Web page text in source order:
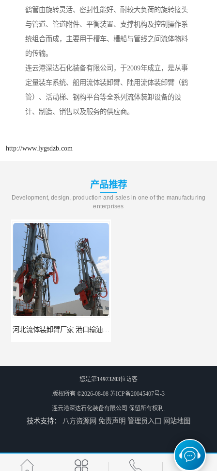
鹤管由旋转灵活、密封性能好、耐较大负荷的旋转接头
与管道、管道附件、平衡装置、支撑机构及控制操作系
统组合而成，主要用于槽车、槽船与管线之间流体物料
的传输。
连云港深达石化装备有限公司，于2009年成立，是从事
定量装车系统、船用流体装卸臂、陆用流体装卸臂（鹤
管）、活动梯、钢构平台等全系列流体装卸设备的设
计、制造、销售以及服务的供应商。
http://www.lygsdzb.com
产品推荐
Development, design, production and sales in one of the manufacturing
enterprises
河北流体装卸臂厂家 港口输油臂 节能环保
江苏底部鹤管厂商 深达石化装备有限公司 合肥鹤管价格 火车液动潜油泵装卸鹤管 深达装备
您是第14973203位访客
版权所有 ©2026-08-08 苏ICP备20045407号-3
连云港深达石化装备有限公司 保留所有权利.
技术支持： 八方资源网 免责声明 管理员入口 网站地图